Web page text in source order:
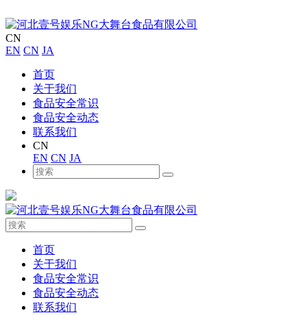
CN
EN CN JA
首页
关于我们
食品安全常识
食品安全动态
联系我们
CN
EN CN JA
首页
关于我们
食品安全常识
食品安全动态
联系我们